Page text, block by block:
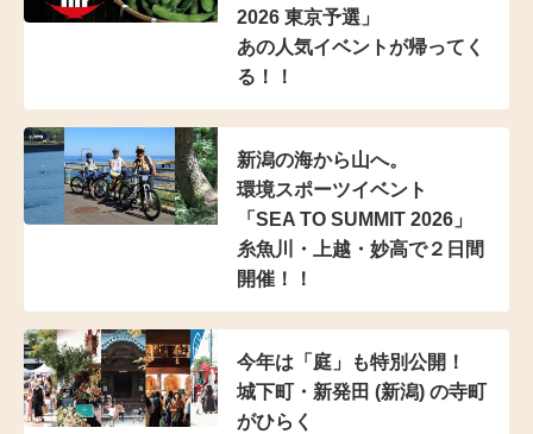
2026 東京予選」
あの人気イベントが帰ってく
る！！
新潟の海から山へ。
環境スポーツイベント
「SEA TO SUMMIT 2026」
糸魚川・上越・妙高で２日間
開催！！
今年は「庭」も特別公開！
城下町・新発田 (新潟) の寺町
がひらく